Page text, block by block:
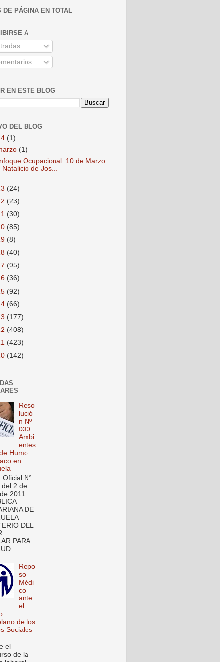
DE PÁGINA EN TOTAL
A
EN ESTE BLOG
DEL BLOG
(1)
(1)
Ocupacional. 10 de Marzo:
Natalicio de Jos...
(24)
(23)
(30)
(85)
(8)
(40)
(95)
(36)
(92)
(66)
(177)
(408)
(423)
(142)
Reso
lució
n Nº
030.
Ambi
entes
de Humo
en
Oficial N°
del 2 de
2011
DE
DEL
PARA
...
Repo
so
Médi
co
ante
el
de los
Sociales
el
de la